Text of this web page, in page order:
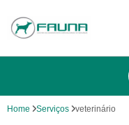
Home Serviços veterinário